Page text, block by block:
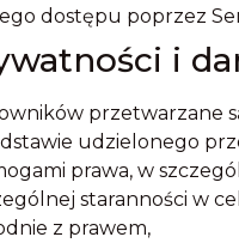
dostępu poprzez
i
przetwarzane
udzielonego
prawa, w
staranności w
z prawem,